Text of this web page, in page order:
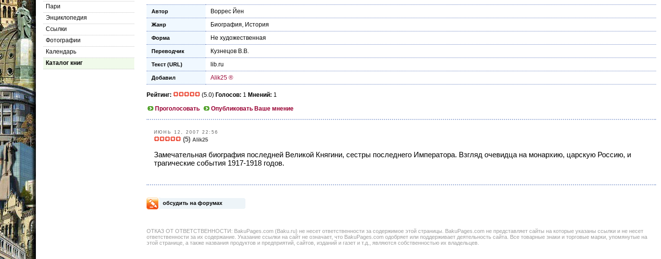
Пари
Энциклопедия
Cсылки
Фотографии
Календарь
Каталог книг
Автор Воррес Йен
Жанр Биография, История
Форма Не художественная
Переводчик Кузнецов В.В.
Текст (URL) lib.ru
Добавил Alik25 ®
Рейтинг: (5.0) Голосов: 1 Мнений: 1
Проголосовать
Опубликовать Ваше мнение
ИЮНЬ 12, 2007 22:56
(5) Alik25
Замечательная биография последней Великой Княгини, сестры последнего Императора. Взгляд очевидца на монархию, царскую Россию, и
трагические события 1917-1918 годов.
обсудить на форумах
ОТКАЗ ОТ ОТВЕТСТВЕННОСТИ: BakuPages.com (Baku.ru) не несет ответственности за содержимое этой страницы. BakuPages.com не представляет сайты на которые указаны ссылки и не несет
ответственности за их содержание. Указание ссылки на сайт не означает, что BakuPages.com одобряет или поддерживает деятельность сайта. Все товарные знаки и торговые марки, упомянутые на
этой странице, а также названия продуктов и предприятий, сайтов, изданий и газет и т.д., являются собственностью их владельцев.